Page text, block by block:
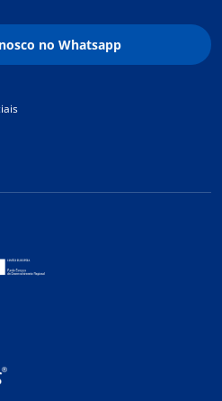
no Whatsapp